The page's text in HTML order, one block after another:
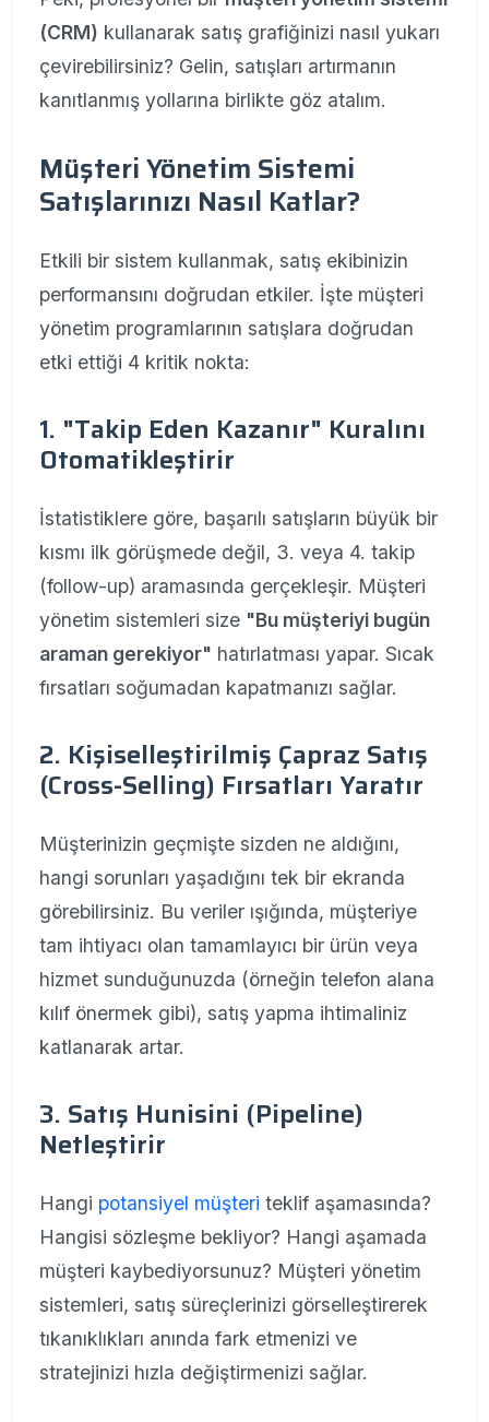
(CRM) kullanarak satış grafiğinizi nasıl yukarı
çevirebilirsiniz? Gelin, satışları artırmanın
kanıtlanmış yollarına birlikte göz atalım.
Müşteri Yönetim Sistemi
Satışlarınızı Nasıl Katlar?
Etkili bir sistem kullanmak, satış ekibinizin
performansını doğrudan etkiler. İşte müşteri
yönetim programlarının satışlara doğrudan
etki ettiği 4 kritik nokta:
1. "Takip Eden Kazanır" Kuralını
Otomatikleştirir
İstatistiklere göre, başarılı satışların büyük bir
kısmı ilk görüşmede değil, 3. veya 4. takip
(follow-up) aramasında gerçekleşir. Müşteri
yönetim sistemleri size "Bu müşteriyi bugün
araman gerekiyor" hatırlatması yapar. Sıcak
fırsatları soğumadan kapatmanızı sağlar.
2. Kişiselleştirilmiş Çapraz Satış
(Cross-Selling) Fırsatları Yaratır
Müşterinizin geçmişte sizden ne aldığını,
hangi sorunları yaşadığını tek bir ekranda
görebilirsiniz. Bu veriler ışığında, müşteriye
tam ihtiyacı olan tamamlayıcı bir ürün veya
hizmet sunduğunuzda (örneğin telefon alana
kılıf önermek gibi), satış yapma ihtimaliniz
katlanarak artar.
3. Satış Hunisini (Pipeline)
Netleştirir
Hangi potansiyel müşteri teklif aşamasında?
Hangisi sözleşme bekliyor? Hangi aşamada
müşteri kaybediyorsunuz? Müşteri yönetim
sistemleri, satış süreçlerinizi görselleştirerek
tıkanıklıkları anında fark etmenizi ve
stratejinizi hızla değiştirmenizi sağlar.